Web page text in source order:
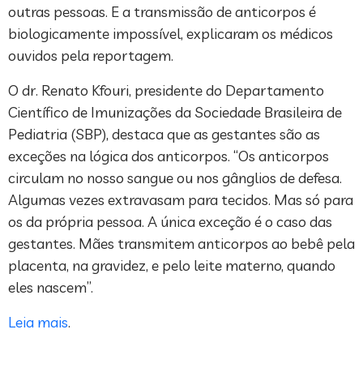
outras pessoas. E a transmissão de anticorpos é
biologicamente impossível, explicaram os médicos
ouvidos pela reportagem.
O dr. Renato Kfouri, presidente do Departamento
Científico de Imunizações da Sociedade Brasileira de
Pediatria (SBP), destaca que as gestantes são as
exceções na lógica dos anticorpos. “Os anticorpos
circulam no nosso sangue ou nos gânglios de defesa.
Algumas vezes extravasam para tecidos. Mas só para
os da própria pessoa. A única exceção é o caso das
gestantes. Mães transmitem anticorpos ao bebê pela
placenta, na gravidez, e pelo leite materno, quando
eles nascem”.
Leia mais.